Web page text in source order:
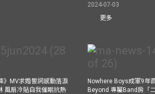
2024-07-03
更多
》MV求婚誓詞感動落淚
風扇冷貼自我催眠抗熱
Nowhere Boys成軍9年
Beyond 專屬Band房「